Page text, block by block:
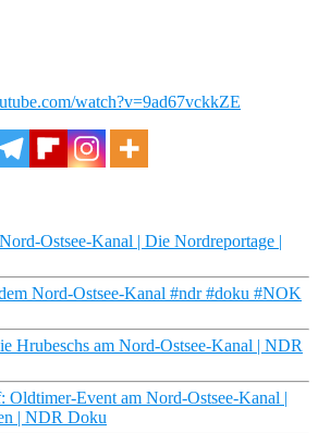
watch?v=9ad67vckkZE
Ostsee-Kanal | Die Nordreportage |
Nord-Ostsee-Kanal #ndr #doku #NOK
Hrubeschs am Nord-Ostsee-Kanal | NDR
Oldtimer-Event am Nord-Ostsee-Kanal |
| NDR Doku